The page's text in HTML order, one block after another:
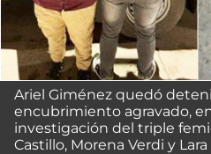
Ariel Giménez quedó
encubrimiento agravado,
investigación del triple
Castillo, Morena Verdi y